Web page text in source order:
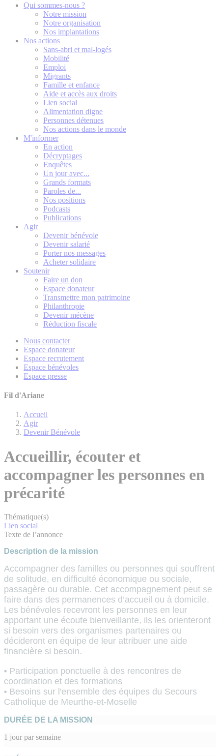
Qui sommes-nous ?
Notre mission
Notre organisation
Nos implantations
Nos actions
Sans-abri et mal-logés
Mobilité
Emploi
Migrants
Famille et enfance
Aide et accès aux droits
Lien social
Alimentation digne
Personnes détenues
Nos actions dans le monde
M'informer
En action
Décryptages
Enquêtes
Un jour avec...
Grands formats
Paroles de...
Nos positions
Podcasts
Publications
Agir
Devenir bénévole
Devenir salarié
Porter nos messages
Acheter solidaire
Soutenir
Faire un don
Espace donateur
Transmettre mon patrimoine
Philanthropie
Devenir mécène
Réduction fiscale
Nous contacter
Espace donateur
Espace recrutement
Espace bénévoles
Espace presse
Fil d'Ariane
Accueil
Agir
Devenir Bénévole
Accueillir, écouter et
accompagner les personnes en
précarité
Thématique(s)
Lien social
Texte de l’annonce
Description de la mission
Accompagner des familles ou personnes qui souffrent
de solitude, en difficulté économique ou sociale,
passagère ou durable. Cet accompagnement peut se
faire dans des permanences d’accueil ou à domicile.
Les bénévoles recevront les personnes en leur
apportant une écoute bienveillante, ils les orienteront
si besoin vers des organismes partenaires ou
décideront en équipe de leur attribuer une aide
financière si besoin.
• Participation ponctuelle à des rencontres de
coordination et des formations
• Besoins sur l'ensemble des équipes du Secours
Catholique de Meurthe-et-Moselle
DURÉE DE LA MISSION
1 jour par semaine